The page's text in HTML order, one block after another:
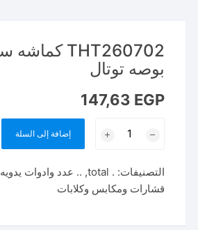
بوصه توتال
147,63 EGP
THT260702
سلك
رباط
إضافة إلى السلة
التصنيفات: . total
, .. عدد وادوات يدويه
قشارات ومكابس وكلابات